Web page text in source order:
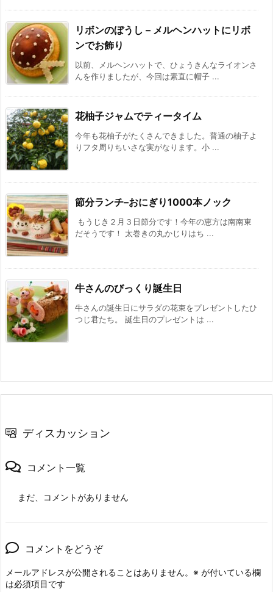
リボンのぼうし – メルヘンハットにリボ
ンでお飾り
以前、メルヘンハットで、ひょうきんなライオンさ
んを作りましたが、今回は素直に帽子 ...
花柚子ジャムでティータイム
今年も花柚子がたくさんできました。普通の柚子よ
りフタ周りちいさな実がなります。小 ...
節分ランチ–おにぎり1000本ノック
もうじき２月３日節分です！今年の恵方は南南東
だそうです！ 太巻きの丸かじりはち ...
牛さんのびっくり誕生日
牛さんの誕生日にサラダの花束をプレゼントしたひ
つじ君たち。 誕生日のプレゼントは ...
ディスカッション
コメント一覧
まだ、コメントがありません
コメントをどうぞ
メールアドレスが公開されることはありません。 ※ が付いている欄
は必須項目です